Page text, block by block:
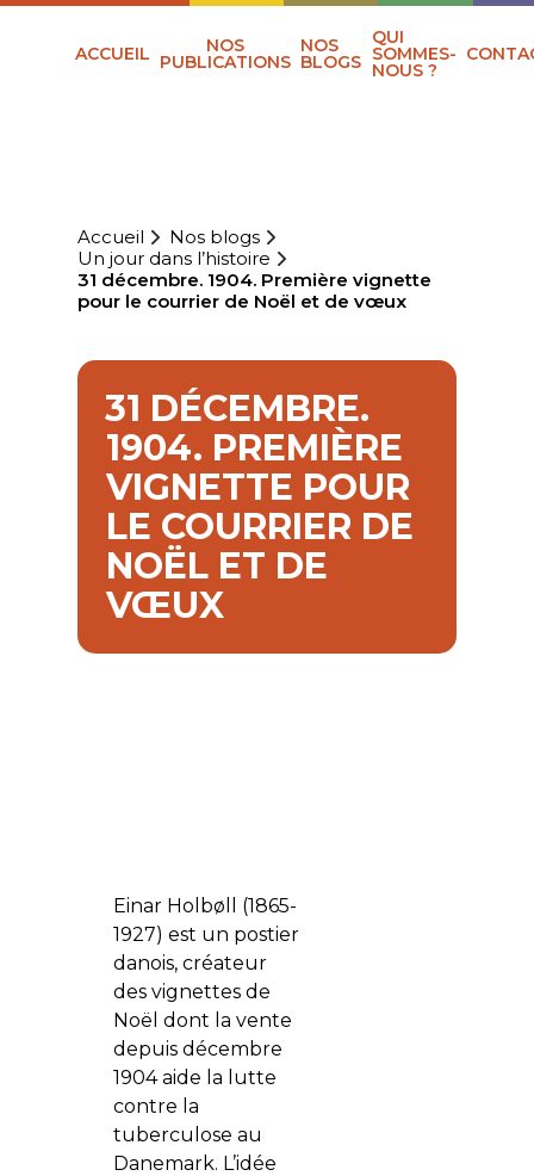
ACCUEIL NOS
PUBLICATIONS
NOS
BLOGS
QUI
SOMMES-
NOUS ?
Accueil
Nos blogs
Un jour dans l’histoire
31 décembre. 1904. Première vignette
pour le courrier de Noël et de vœux
31 DÉCEMBRE.
1904. PREMIÈRE
VIGNETTE POUR
LE COURRIER DE
NOËL ET DE
VŒUX
Einar Holbøll (1865-
1927) est un postier
danois, créateur
des vignettes de
Noël dont la vente
depuis décembre
1904 aide la lutte
contre la
tuberculose au
Danemark. L’idée